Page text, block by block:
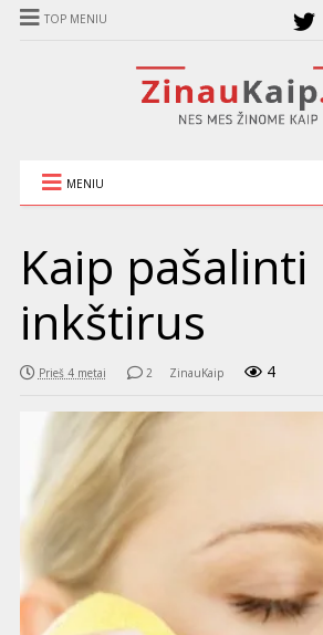
TOP MENIU
MENIU
Kaip pašalinti
inkštirus
Prieš 4 metai 2 ZinauKaip 4